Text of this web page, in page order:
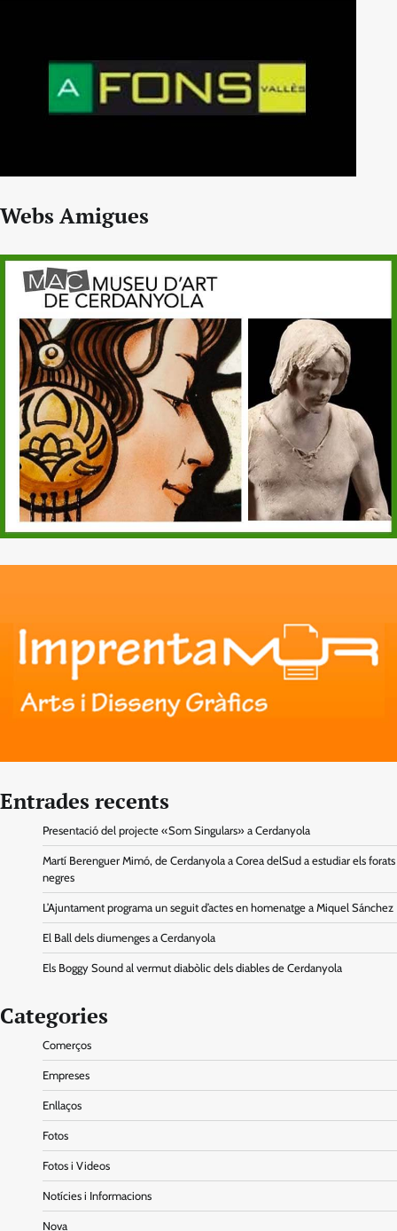
Webs Amigues
Entrades recents
Presentació del projecte «Som Singulars» a Cerdanyola
Martí Berenguer Mimó, de Cerdanyola a Corea delSud a estudiar els forats
negres
L’Ajuntament programa un seguit d’actes en homenatge a Miquel Sánchez
El Ball dels diumenges a Cerdanyola
Els Boggy Sound al vermut diabòlic dels diables de Cerdanyola
Categories
Comerços
Empreses
Enllaços
Fotos
Fotos i Videos
Notícies i Informacions
Nova